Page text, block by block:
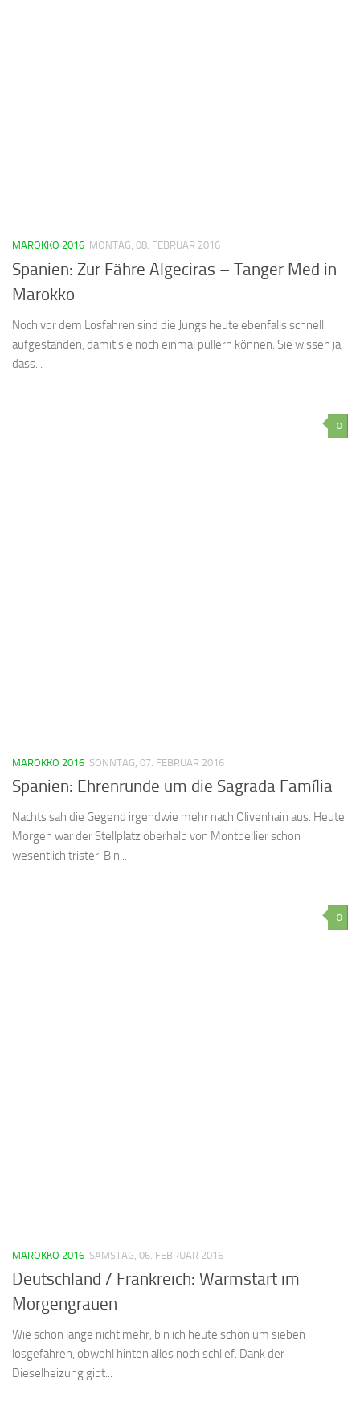
MAROKKO 2016 MONTAG, 08. FEBRUAR 2016
Spanien: Zur Fähre Algeciras – Tanger Med in
Marokko
Noch vor dem Losfahren sind die Jungs heute ebenfalls schnell
aufgestanden, damit sie noch einmal pullern können. Sie wissen ja,
dass...
0
MAROKKO 2016 SONNTAG, 07. FEBRUAR 2016
Spanien: Ehrenrunde um die Sagrada Família
Nachts sah die Gegend irgendwie mehr nach Olivenhain aus. Heute
Morgen war der Stellplatz oberhalb von Montpellier schon
wesentlich trister. Bin...
0
MAROKKO 2016 SAMSTAG, 06. FEBRUAR 2016
Deutschland / Frankreich: Warmstart im
Morgengrauen
Wie schon lange nicht mehr, bin ich heute schon um sieben
losgefahren, obwohl hinten alles noch schlief. Dank der
Dieselheizung gibt...